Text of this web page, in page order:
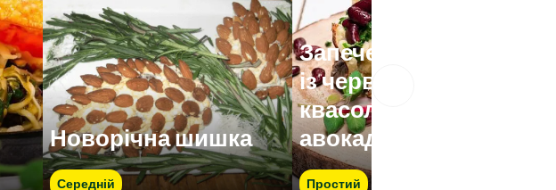
Новорічна шишка
Середній
Запечена картопля
із червоною
квасолею і кремом з
авокадо
Простий